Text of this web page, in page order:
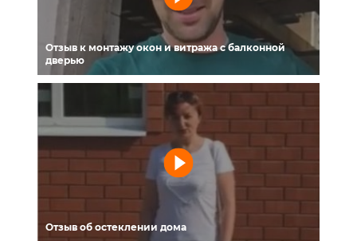
Отзыв к монтажу окон и витража с балконной
дверью
Отзыв об остеклении дома